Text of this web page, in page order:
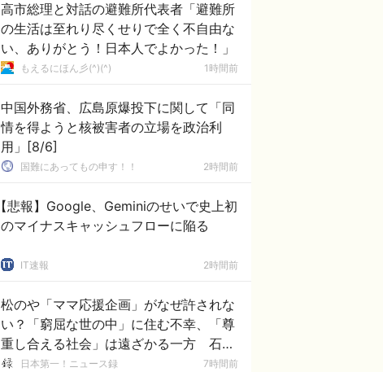
高市総理と対話の避難所代表者「避難所
の生活は至れり尽くせりで全く不自由な
い、ありがとう！日本人でよかった！」
もえるにほん彡(^)(^) 1時間前
中国外務省、広島原爆投下に関して「同
情を得ようと核被害者の立場を政治利
用」[8/6]
国難にあってもの申す！！ 2時間前
【悲報】Google、Geminiのせいで史上初
のマイナスキャッシュフローに陥る
IT速報 2時間前
松のや「ママ応援企画」がなぜ許されな
い？「窮屈な世の中」に住む不幸、「尊
重し合える社会」は遠ざかる一方 石原
壮一郎氏
日本第一！ニュース録 7時間前